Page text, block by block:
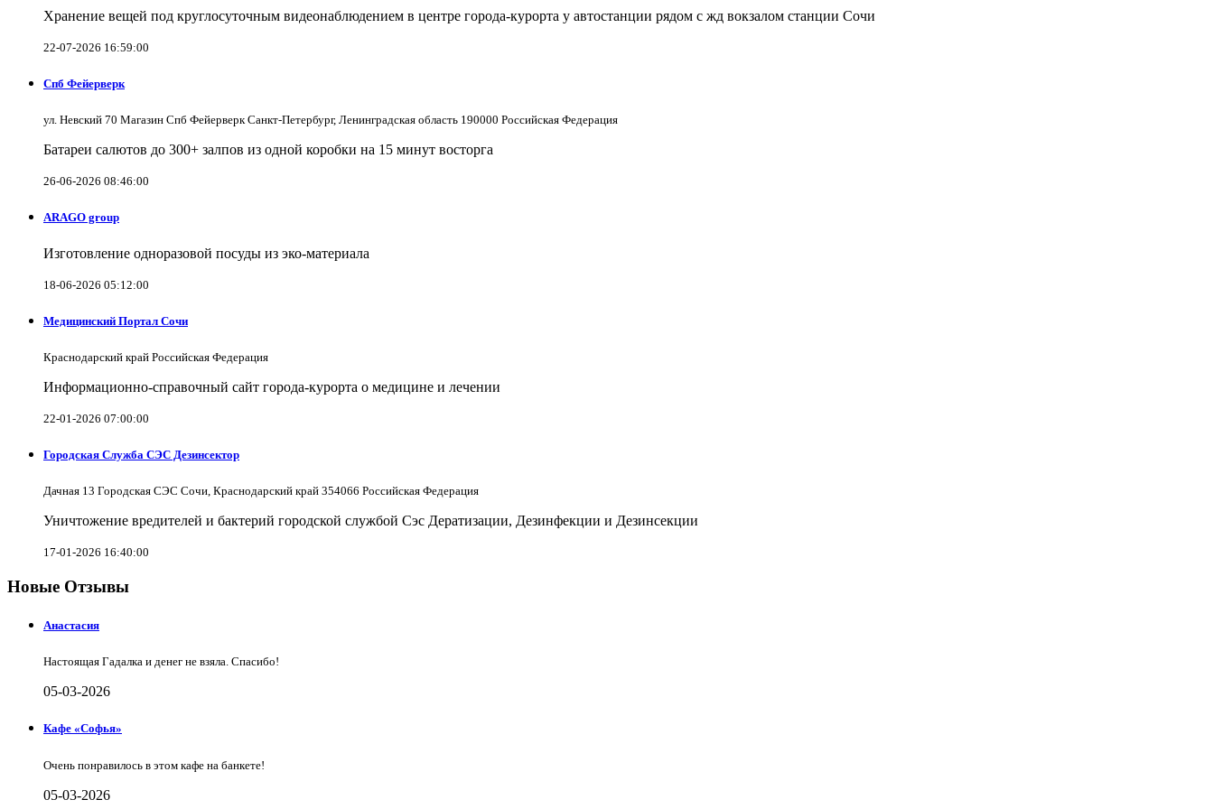
Хранение вещей под круглосуточным видеонаблюдением в центре города-курорта у автостанции рядом с жд вокзалом станции Сочи
22-07-2026 16:59:00
Спб Фейерверк
ул. Невский 70 Магазин Спб Фейерверк Санкт-Петербург, Ленинградская область 190000 Российская Федерация
Батареи салютов до 300+ залпов из одной коробки на 15 минут восторга
26-06-2026 08:46:00
ARAGO group
Изготовление одноразовой посуды из эко-материала
18-06-2026 05:12:00
Медицинский Портал Сочи
Краснодарский край Российская Федерация
Информационно-справочный сайт города-курорта о медицине и лечении
22-01-2026 07:00:00
Городская Служба СЭС Дезинсектор
Дачная 13 Городская СЭС Сочи, Краснодарский край 354066 Российская Федерация
Уничтожение вредителей и бактерий городской службой Сэс Дератизации, Дезинфекции и Дезинсекции
17-01-2026 16:40:00
Новые Отзывы
Анастасия
Настоящая Гадалка и денег не взяла. Спасибо!
05-03-2026
Кафе «Софья»
Очень понравилось в этом кафе на банкете!
05-03-2026